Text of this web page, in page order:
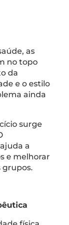
as
no topo
da
e o estilo
ainda
surge
a
e melhorar
grupos.